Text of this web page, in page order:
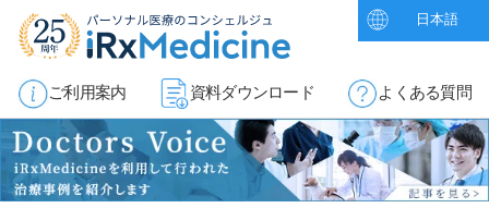
日本語
ご利用案内 資料ダウンロード よくある質問